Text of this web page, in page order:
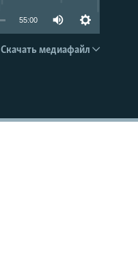
EMBED
55:00
Скачать медиафайл